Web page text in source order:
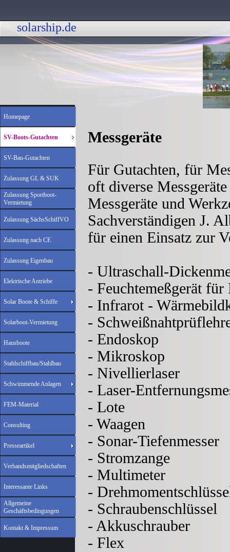
solarship.de
Homepage
SV-Boots-Gutachten
SV-Bau-Gutachten
Zulassung GL & SUK
Zulassung Sportboot-
Vermietung
Zulassung SächsSchiffVO
Zulassung nach CE
Zulassung Eigenbau
Elektrische Antriebe
Solar Boote & Schiffe
Solarboot-Vermietung
Hausboote
Stahlschiffbau/Stahlbau
Schwimmende Anlagen
FEM-Material
Consulting
Presseartikel
Verbandsmitgliedschaften
Interessante Links
Allgemeine
Geschäftsbedingungen
Kontakt & Impressum
Messgeräte
Für Gutachten, für
oft diverse
Messgeräte und
Sachverständigen J.
für einen Einsatz zur
- Ultraschall-
- Feuchtemeßgerät
- Infrarot -
-
- Endoskop
- Mikroskop
- Nivellierlaser
- Laser-
- Lote
- Waagen
- Sonar-Tiefenmesser
- Stromzange
- Multimeter
-
- Schraubenschlüssel
- Akkuschrauber
- Flex